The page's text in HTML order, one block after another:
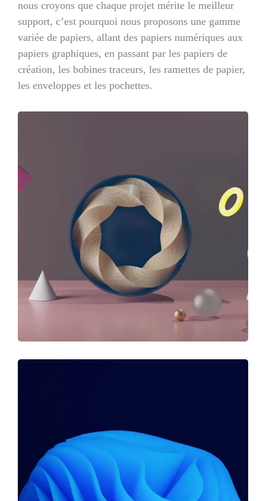
nous croyons que chaque projet mérite le meilleur
support, c’est pourquoi nous proposons une gamme
variée de papiers, allant des papiers numériques aux
papiers graphiques, en passant par les papiers de
création, les bobines traceurs, les ramettes de papier,
les enveloppes et les pochettes.